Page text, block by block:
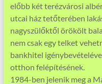
előbb két terézvárosi
utcai ház tetőterében
nagyszülőktől örökölt
nem csak egy telket
bankhitel
otthon felépítésének.
1984-ben jelenik meg a